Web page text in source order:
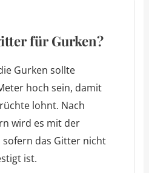
für Gurken?
Gurken sollte
hoch sein, damit
lohnt. Nach
wird es mit der
das Gitter nicht
ist.